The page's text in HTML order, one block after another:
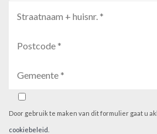
Door gebruik te maken van dit formulier gaat u
cookiebeleid